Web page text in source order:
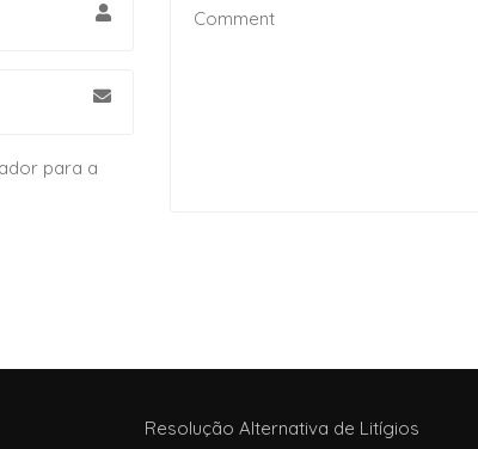
para a
Resolução Alternativa de Litígios